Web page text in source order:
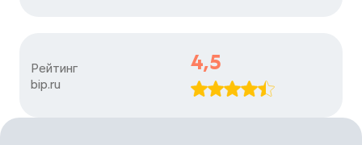
Рейтинг
bip.ru
4,5